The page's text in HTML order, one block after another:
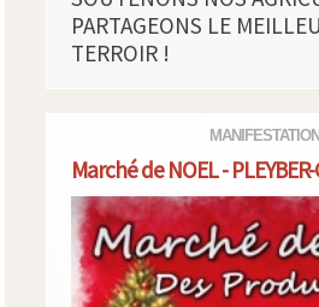
PARTAGEONS LE
TERROIR !
Marché de NOEL -